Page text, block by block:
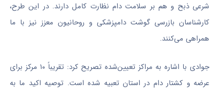
شرعی ذبح و هم بر سلامت دام نظارت کامل دارند. در این طرح،
کارشناسان بازرسی گوشت دامپزشکی و روحانیون معزز نیز با ما
همراهی می‌کنند.
جوادی با اشاره به مراکز تعیین‌شده تصریح کرد: تقریباً ۱۰ مرکز برای
عرضه و کشتار دام در استان تعبیه شده است. توصیه اکید ما به